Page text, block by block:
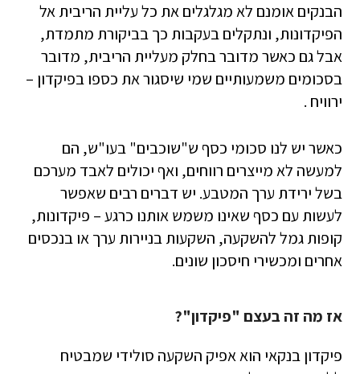
הבנקים אומנם לא מגלגלים את כל עליית הריבית אל
הפיקדונות, ונתקלים בעקבות כך בביקורת מתמדת,
אבל גם כאשר מדובר בחלק מעליית הריבית, מדובר
בסכומים משמעותיים שמי שיסגור את כספו בפיקדון –
ירוויח .
כאשר יש לנו סכומי כסף ש"שוכבים" בעו"ש, הם
למעשה לא מייצרים רווחים, ואף יכולים לאבד מערכם
בשל ירידת ערך המטבע. יש דברים רבים שאפשר
לעשות עם כסף שאינו משמש אותנו כרגע – פיקדונות,
קופות גמל להשקעה, השקעות בניירות ערך או בנכסים
אחרים ומכשירי חיסכון שונים.
אז מה זה בעצם "פיקדון"?
פיקדון בנקאי הוא אפיק השקעה סולידי שמבטיח